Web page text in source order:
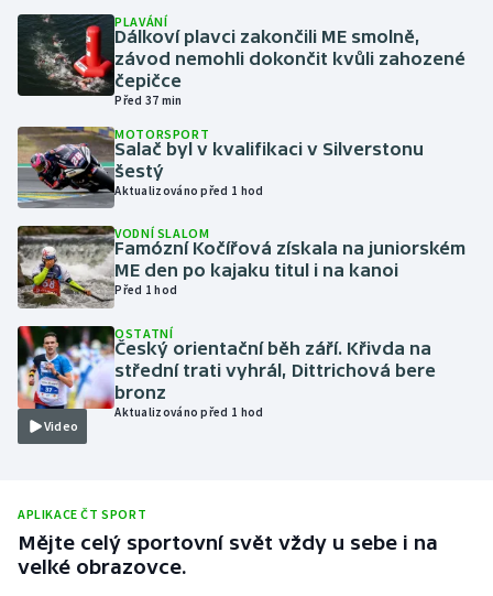
Judo
Krasobruslení
Lezení
Lyže a snowboard
Moderní pětiboj
Motorsport
Olympijské hry
Parasport
Plážový volejbal
Ragby
PLAVÁNÍ
Dálkoví plavci zakončili ME smolně,
závod nemohli dokončit kvůli zahozené
čepičce
Před 37 min
MOTORSPORT
Salač byl v kvalifikaci v Silverstonu
šestý
Aktualizováno před 1 hod
VODNÍ SLALOM
Famózní Kočířová získala na juniorském
ME den po kajaku titul i na kanoi
Před 1 hod
Video
OSTATNÍ
Český orientační běh září. Křivda na
střední trati vyhrál, Dittrichová bere
bronz
Aktualizováno před 1 hod
APLIKACE ČT SPORT
Mějte celý sportovní svět vždy u sebe i na
velké obrazovce.